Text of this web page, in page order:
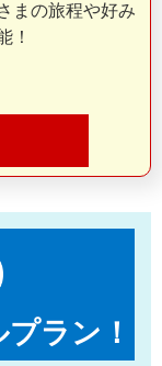
まの旅程や好み
！
ラン！